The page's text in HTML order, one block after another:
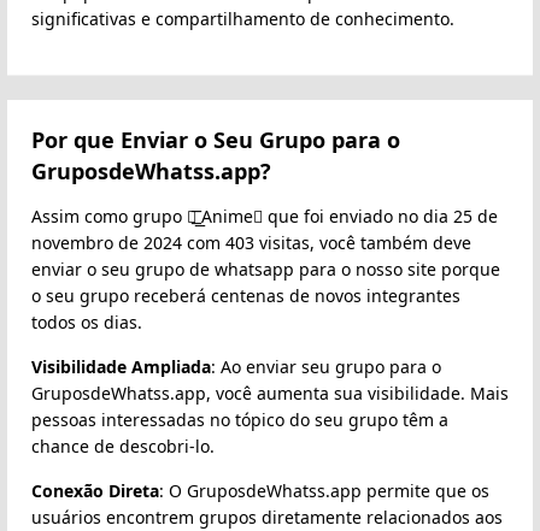
significativas e compartilhamento de conhecimento.
Por que Enviar o Seu Grupo para o
GruposdeWhatss.app?
Assim como grupo ⏤͟͟͞ Anime️⃤ que foi enviado no dia 25 de
novembro de 2024 com 403 visitas, você também deve
enviar o seu grupo de whatsapp para o nosso site porque
o seu grupo receberá centenas de novos integrantes
todos os dias.
Visibilidade Ampliada: Ao enviar seu grupo para o
GruposdeWhatss.app, você aumenta sua visibilidade. Mais
pessoas interessadas no tópico do seu grupo têm a
chance de descobri-lo.
Conexão Direta: O GruposdeWhatss.app permite que os
usuários encontrem grupos diretamente relacionados aos